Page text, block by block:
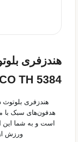
هندزفری
TH 5384
است و به شما این
ورزش از